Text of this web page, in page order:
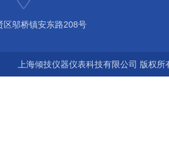
区邬桥镇安东路208号
上海倾技仪器仪表科技有限公司 版权